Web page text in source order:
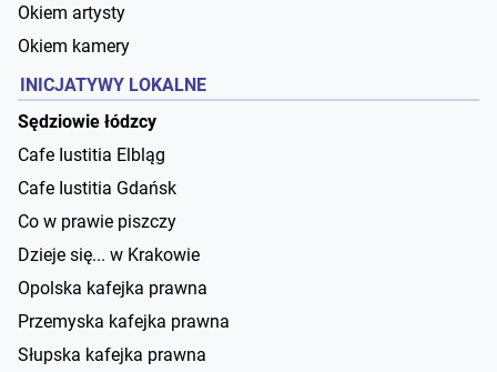
Okiem artysty
Okiem kamery
INICJATYWY LOKALNE
Sędziowie łódzcy
Cafe Iustitia Elbląg
Cafe Iustitia Gdańsk
Co w prawie piszczy
Dzieje się... w Krakowie
Opolska kafejka prawna
Przemyska kafejka prawna
Słupska kafejka prawna